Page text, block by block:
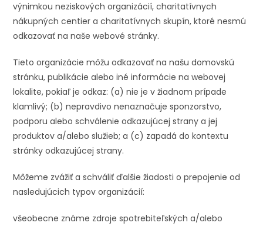
výnimkou neziskových organizácií, charitatívnych
nákupných centier a charitatívnych skupín, ktoré nesmú
odkazovať na naše webové stránky.
Tieto organizácie môžu odkazovať na našu domovskú
stránku, publikácie alebo iné informácie na webovej
lokalite, pokiaľ je odkaz: (a) nie je v žiadnom prípade
klamlivý; (b) nepravdivo nenaznačuje sponzorstvo,
podporu alebo schválenie odkazujúcej strany a jej
produktov a/alebo služieb; a (c) zapadá do kontextu
stránky odkazujúcej strany.
Môžeme zvážiť a schváliť ďalšie žiadosti o prepojenie od
nasledujúcich typov organizácií:
všeobecne známe zdroje spotrebiteľských a/alebo